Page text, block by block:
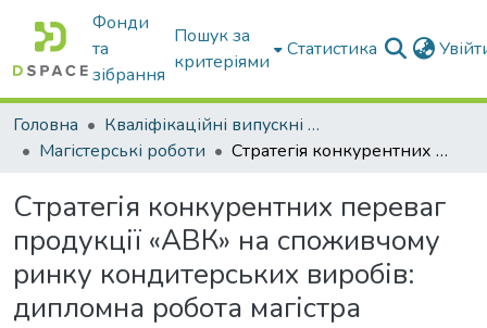
Фонди
та
зібрання
Пошук за
критеріями
Статистика
Головна
Кваліфікаційні випускні роботи бакалаврів і магістрів
Магістерські роботи
Стратегія конкурентних переваг продукції «АВК» на споживчому ринку кондитерських виробів: дипломна робота магістра
Стратегія конкурентних переваг
продукції «АВК» на споживчому
ринку кондитерських виробів:
дипломна робота магістра